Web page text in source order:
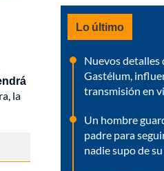
la
Lo último
Nuevos detalles
Gastélum,
transmisión en
Un hombre
padre para
nadie supo de